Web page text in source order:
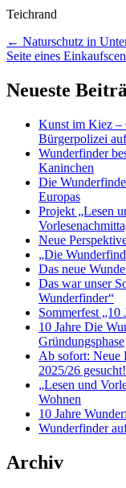
Teichrand
Artikel-
Navigation
← Naturschutz in
Seite eines
Neueste
Kunst im Kiez –
Bürgerpolizei
Wunderfinder
Kaninchen
Die
Europas
Projekt „Lesen
Neue
„Die
Das neue
Das war unser
Wunderfinder“
Sommerfest „10
10 Jahre Die
Gründungsphase
Ab sofort: Neue
2025/26 gesucht!
„Lesen und
Wohnen
10 Jahre
Wunderfinder
Archiv